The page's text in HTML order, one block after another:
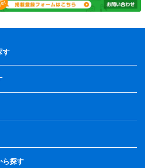
す
ら探す